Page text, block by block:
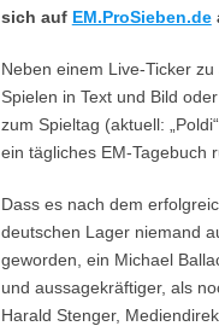
sich auf EM.ProSieben.de
Neben einem Live-Ticker
Spielen in Text und Bild
zum Spieltag (aktuell:
ein tägliches EM-Tagebuch
Dass es nach dem
deutschen Lager niemand
geworden, ein Michael
und aussagekräftiger, als
Harald Stenger,